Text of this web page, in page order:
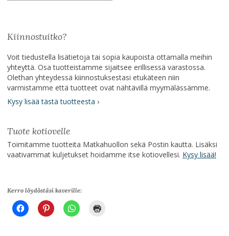
Kiinnostuitko?
Voit tiedustella lisätietoja tai sopia kaupoista ottamalla meihin
yhteyttä. Osa tuotteistamme sijaitsee erillisessä varastossa.
Olethan yhteydessä kiinnostuksestasi etukäteen niin
varmistamme että tuotteet ovat nähtävillä myymälässämme.
Kysy lisää tästä tuotteesta ›
Tuote kotiovelle
Toimitamme tuotteita Matkahuollon sekä Postin kautta. Lisäksi
vaativammat kuljetukset hoidamme itse kotiovellesi. Kysy lisää!
Kerro löydöstäsi kaverille: